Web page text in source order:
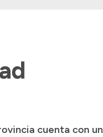
cuenta con un